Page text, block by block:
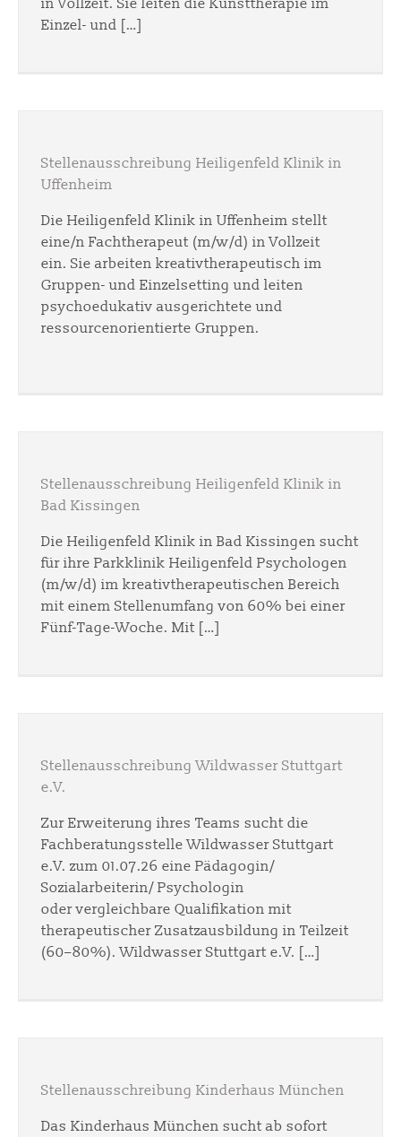
in Vollzeit. Sie leiten die Kunsttherapie im
Einzel- und […]
Stellenausschreibung Heiligenfeld Klinik in
Uffenheim
Die Heiligenfeld Klinik in Uffenheim stellt
eine/n Fachtherapeut (m/w/d) in Vollzeit
ein. Sie arbeiten kreativtherapeutisch im
Gruppen- und Einzelsetting und leiten
psychoedukativ ausgerichtete und
ressourcenorientierte Gruppen.
Stellenausschreibung Heiligenfeld Klinik in
Bad Kissingen
Die Heiligenfeld Klinik in Bad Kissingen sucht
für ihre Parkklinik Heiligenfeld Psychologen
(m/w/d) im kreativtherapeutischen Bereich
mit einem Stellenumfang von 60% bei einer
Fünf-Tage-Woche. Mit […]
Stellenausschreibung Wildwasser Stuttgart
e.V.
Zur Erweiterung ihres Teams sucht die
Fachberatungsstelle Wildwasser Stuttgart
e.V. zum 01.07.26 eine Pädagogin/
Sozialarbeiterin/ Psychologin
oder vergleichbare Qualifikation mit
therapeutischer Zusatzausbildung in Teilzeit
(60–80%). Wildwasser Stuttgart e.V. […]
Stellenausschreibung Kinderhaus München
Das Kinderhaus München sucht ab sofort